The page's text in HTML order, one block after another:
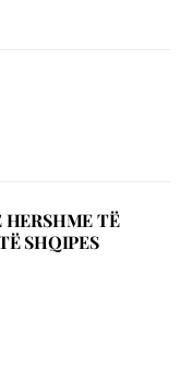
HERSHME TË
SHQIPES